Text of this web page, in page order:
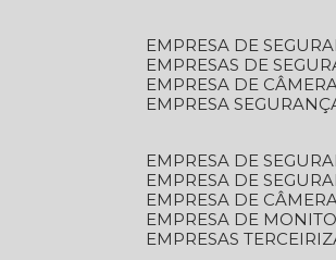
EMPRESA DE
EMPRESAS DE
EMPRESA DE
EMPRESA
EMPRESA DE
EMPRESA DE
EMPRESA DE
EMPRESA DE
EMPRESAS